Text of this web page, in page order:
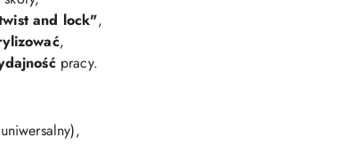
and lock",
,
pracy.